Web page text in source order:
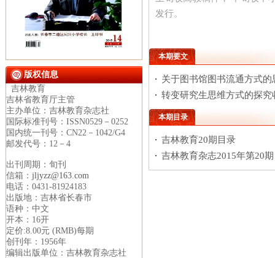
版权信息
吉林教育
吉林省教育厅主管
主办单位：吉林教育杂志社
国际标准刊号：ISSN0529－0252
国内统一刊号：CN22－1042/G4
邮发代号：12－4
出刊周期：旬刊
信箱： jljyzz@163.com
电话：0431-81924183
出版地：吉林省长春市
语种：中文
开本：16开
定价:8.00元 (RMB)每期
创刊年：1956年
编辑出版单位：吉林教育杂志社
发行。
本期要文
关于图书馆图书流通方式的
转变研究生思维方式的探究
本期目录
吉林教育20期目录
吉林教育杂志2015年第20